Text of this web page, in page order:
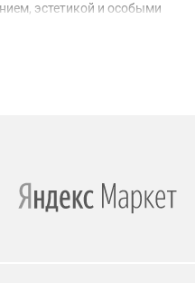
эстетикой и особыми
A-frame домов,
способов стать